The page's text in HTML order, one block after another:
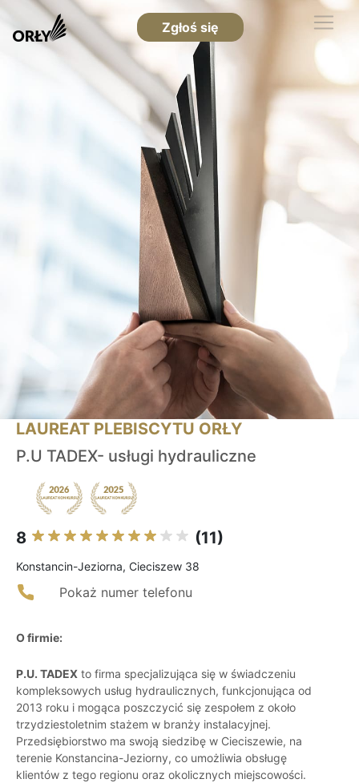
Zgłoś się
LAUREAT PLEBISCYTU ORŁY
P.U TADEX- usługi hydrauliczne
8 (11)
Konstancin-Jeziorna, Cieciszew 38
Pokaż numer telefonu
O firmie:
P.U. TADEX to firma specjalizująca się w świadczeniu
kompleksowych usług hydraulicznych, funkcjonująca od
2013 roku i mogąca poszczycić się zespołem z około
trzydziestoletnim stażem w branży instalacyjnej.
Przedsiębiorstwo ma swoją siedzibę w Cieciszewie, na
terenie Konstancina-Jeziorny, co umożliwia obsługę
klientów z tego regionu oraz okolicznych miejscowości.